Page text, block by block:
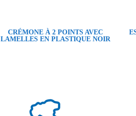
CRÉMONE À 2 POINTS AVEC
LAMELLES EN PLASTIQUE NOIR